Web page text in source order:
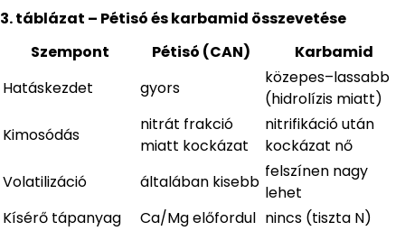
3. táblázat – Pétisó és karbamid összevetése
Szempont
Pétisó (CAN)
Karbamid
Hatáskezdet
gyors
közepes–lassabb
(hidrolízis miatt)
Kimosódás
nitrát frakció
miatt kockázat
nitrifikáció után
kockázat nő
Volatilizáció
általában kisebb
felszínen nagy
lehet
Kísérő tápanyag
Ca/Mg előfordul nincs (tiszta N)